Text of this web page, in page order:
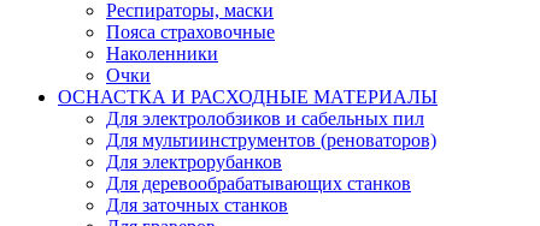
Респираторы, маски
Пояса страховочные
Наколенники
Очки
ОСНАСТКА И РАСХОДНЫЕ МАТЕРИАЛЫ
Для электролобзиков и сабельных пил
Для мультиинструментов (реноваторов)
Для электрорубанков
Для деревообрабатывающих станков
Для заточных станков